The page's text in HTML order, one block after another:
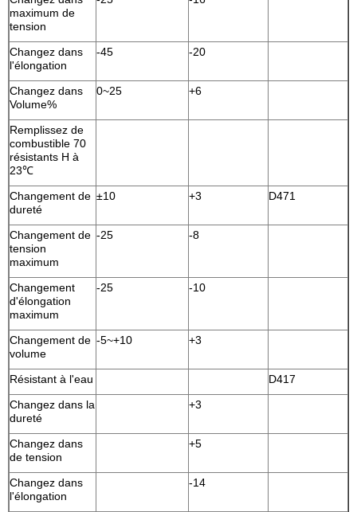
maximum de
tension
Changez dans
l'élongation
-45 -20
Changez dans
Volume%
0~25 +6
Remplissez de
combustible 70
résistants H à
23℃
Changement de
dureté
±10 +3 D471
Changement de
tension
maximum
-25 -8
Changement
d'élongation
maximum
-25 -10
Changement de
volume
-5~+10 +3
Résistant à l'eau
D417
Changez dans la
dureté
+3
Changez dans
de tension
+5
Changez dans
l'élongation
-14